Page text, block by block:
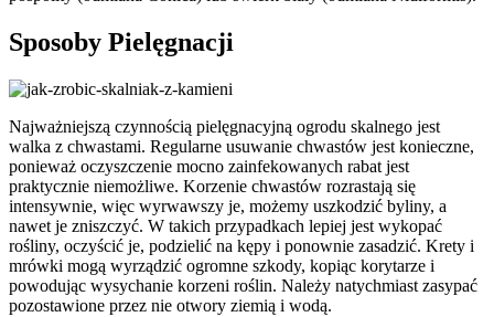
Sposoby Pielęgnacji
Najważniejszą czynnością pielęgnacyjną ogrodu skalnego jest
walka z chwastami. Regularne usuwanie chwastów jest konieczne,
ponieważ oczyszczenie mocno zainfekowanych rabat jest
praktycznie niemożliwe. Korzenie chwastów rozrastają się
intensywnie, więc wyrwawszy je, możemy uszkodzić byliny, a
nawet je zniszczyć. W takich przypadkach lepiej jest wykopać
rośliny, oczyścić je, podzielić na kępy i ponownie zasadzić. Krety i
mrówki mogą wyrządzić ogromne szkody, kopiąc korytarze i
powodując wysychanie korzeni roślin. Należy natychmiast zasypać
pozostawione przez nie otwory ziemią i wodą.